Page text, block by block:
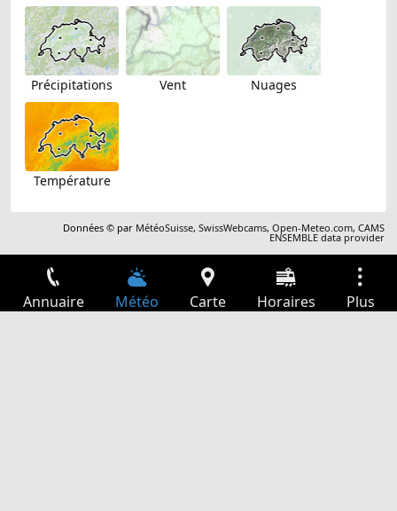
Précipitations Vent Nuages
Température
Données © par MétéoSuisse,SwissWebcams,Open-Meteo.com,CAMS
ENSEMBLE data provider
Annuaire Météo Carte Horaires Plus